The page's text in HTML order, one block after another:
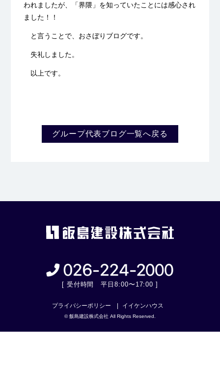
われましたが、「界隈」を知っていたことには感心され
ました！！
と言うことで、おさぼりブログです。
失礼しました。
以上です。
グループ代表ブログ一覧へ戻る
[ 受付時間 平日8:00〜17:00 ]
プライバシーポリシー イイケンハウス
© 飯島建設株式会社 All Rights Reserved.